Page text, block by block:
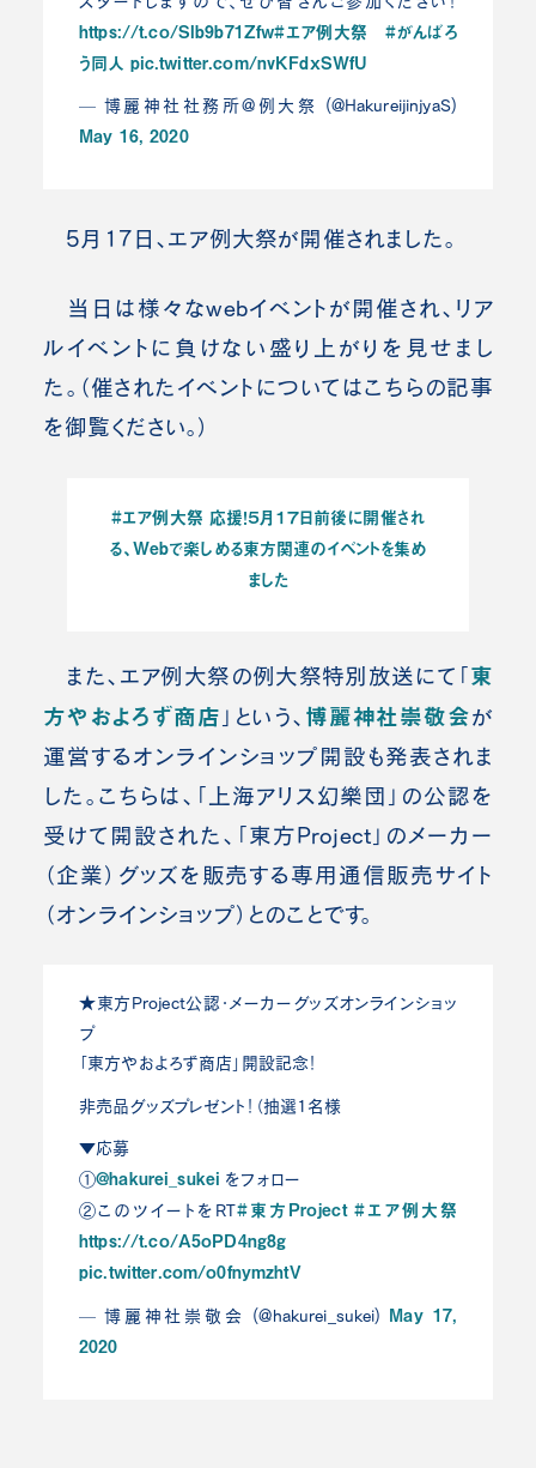
https://t.co/SIb9b71Zfw#エア例大祭
#がんばろ
う同人 pic.twitter.com/nvKFdxSWfU
— 博麗神社社務所@例大祭 (@HakureijinjyaS)
May 16, 2020
5月17日、エア例大祭が開催されました。
当日は様々なwebイベントが開催され、リア
ルイベントに負けない盛り上がりを見せまし
た。（催されたイベントについてはこちらの記事
を御覧ください。）
#エア例大祭 応援！５月１７日前後に開催され
る、Webで楽しめる東方関連のイベントを集め
ました
また、エア例大祭の例大祭特別放送にて「 東
方やおよろず商店 」という、 博麗神社崇敬会が
運営するオンラインショップ開設も発表されま
した。こちらは、「上海アリス幻樂団」の公認を
受けて開設された、「東方Project」のメーカー
（企業）グッズを販売する専用通信販売サイト
（オンラインショップ）とのことです。
★東方Project公認・メーカーグッズオンラインショッ
プ
「東方やおよろず商店」開設記念！
非売品グッズプレゼント！（抽選1名様
▼応募
①@hakurei_sukei をフォロー
②このツイートをRT#東方Project #エア例大祭
https://t.co/A5oPD4ng8g
pic.twitter.com/o0fnymzhtV
— 博麗神社崇敬会 (@hakurei_sukei) May 17,
2020